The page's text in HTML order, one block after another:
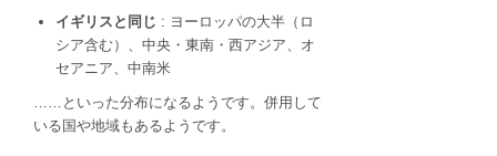
イギリスと同じ : ヨーロッパの大半（ロ
シア含む）、中央・東南・西アジア、オ
セアニア、中南米
……といった分布になるようです。併用して
いる国や地域もあるようです。